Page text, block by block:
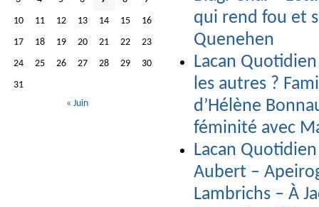
qui rend fou et
Quenehen
Lacan
les autres ?
d’Hélène
féminité avec
Lacan
Aubert –
Lambrichs – À
10
11 12 13 14 15
16
17
18 19 20 21 22
23
24
25 26 27 28 29
30
31
« Juin